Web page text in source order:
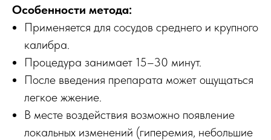
Особенности метода:
Применяется для сосудов среднего и крупного
калибра.
Процедура занимает 15–30 минут.
После введения препарата может ощущаться
легкое жжение.
В месте воздействия возможно появление
локальных изменений (гиперемия, небольшие